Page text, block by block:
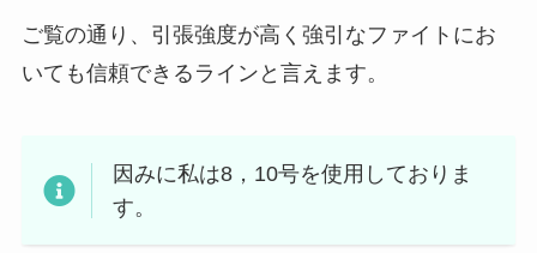
ご覧の通り、引張強度が高く強引なファイトにお
いても信頼できるラインと言えます。
因みに私は8，10号を使用しておりま
す。